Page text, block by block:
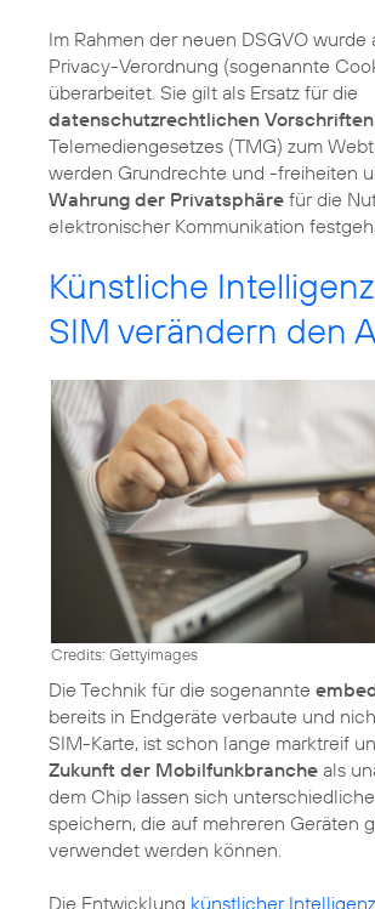
Im Rahmen der neuen DSGVO wurde
Privacy-Verordnung (sogenannte
überarbeitet. Sie gilt als Ersatz für die
datenschutzrechtlichen Vorschriften
Telemediengesetzes (TMG) zum
werden Grundrechte und -freiheiten
Wahrung der Privatsphäre für die
elektronischer Kommunikation
Künstliche
SIM verändern den
Credits: Gettyimages
Die Technik für die sogenannte
bereits in Endgeräte verbaute und
SIM-Karte, ist schon lange marktreif
Zukunft der Mobilfunkbranche als
dem Chip lassen sich
speichern, die auf mehreren Geräten
verwendet werden können.
Die Entwicklung künstlicher Intelligenz